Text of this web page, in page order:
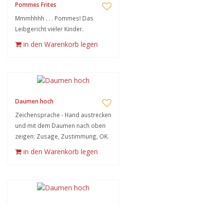
Pommes Frites
Mmmhhhh . . . Pommes! Das
Leibgericht vieler Kinder.
in den Warenkorb legen
Daumen hoch
Zeichensprache - Hand austrecken
und mit dem Daumen nach oben
zeigen: Zusage, Zustimmung, OK.
in den Warenkorb legen